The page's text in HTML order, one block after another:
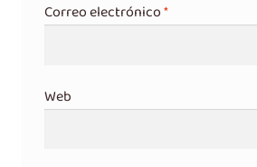
Correo electrónico*
Web